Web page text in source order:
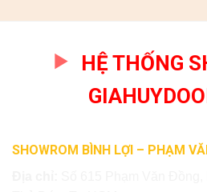
HỆ THỐNG
SHOWROM BÌNH LỢI – PHẠM